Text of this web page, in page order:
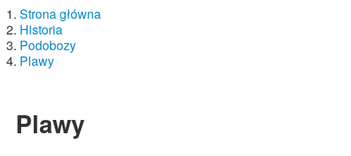
Strona główna
Historia
Podobozy
Plawy
Plawy